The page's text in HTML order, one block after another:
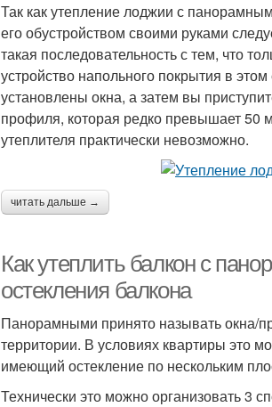
Так как утепление лоджии с
его обустройством своими руками
такая последовательность с тем, что
устройство напольного покрытия в
установлены окна, а затем вы
профиля, которая редко превышает 50
утеплителя практически невозможно.
читать дальше →
Как утеплить балкон с
остекления балкона
Панорамными принято называть окна/
территории. В условиях квартиры это
имеющий остекление по нескольким
Технически это можно организовать 3